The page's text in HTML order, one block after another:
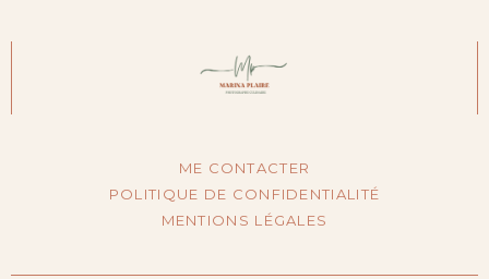
ME CONTACTER
POLITIQUE DE CONFIDENTIALITÉ
MENTIONS LÉGALES